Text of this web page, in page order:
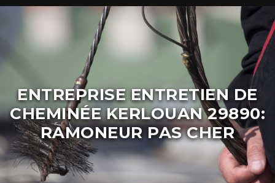
ENTREPRISE ENTRETIEN DE
CHEMINÉE KERLOUAN 29890:
RAMONEUR PAS CHER